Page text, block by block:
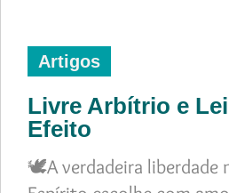
Artigos
Livre Arbítrio e
Efeito
🕊️A verdadeira liberdade